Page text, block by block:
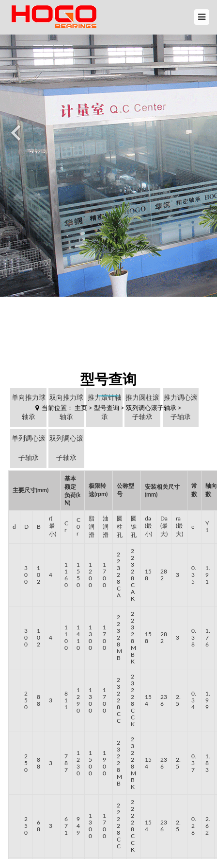
型号查询
当前位置： 主页 > 型号查询 > 双列调心滚子轴承 >
单向推力球
轴承
双向推力球
轴承
推力滚针轴
承
推力圆柱滚
子轴承
推力调心滚
子轴承
单列调心滚
子轴承
双列调心滚
子轴承
主要尺寸(mm)
基本
额定
负荷(k
N)
极限转
速(rpm)
公称型
号
安装相关尺寸
(mm)
常
数
轴
数
d D B
r(
最
小)
C
r
C
0
r
脂
润
滑
油
润
滑
圆
柱
孔
圆
锥
孔
da
(最
小)
Da
(最
大)
ra
(最
大)
e
Y
1
3
0
0
1
0
2
4
1
1
6
0
1
5
5
0
1
2
0
0
1
7
0
0
2
2
3
2
8
C
A
2
2
3
2
8
C
A
K
15
8
28
2
3
0.
3
5
1.
9
1
3
0
0
1
0
2
4
1
1
0
0
1
4
1
0
1
3
0
0
1
7
0
0
2
2
3
2
8
M
B
2
2
3
2
8
M
B
K
15
8
28
2
3
0.
3
8
1.
7
6
2
5
0
8
8
3
8
1
1
1
2
9
0
1
3
0
0
1
7
0
0
2
3
2
2
8
C
C
2
3
2
2
8
C
C
K
15
4
23
6
2.
5
0.
3
4
1.
9
9
2
5
0
8
8
3
7
8
7
1
2
3
0
1
5
0
0
1
9
0
0
2
3
2
2
8
M
B
2
3
2
2
8
M
B
K
15
4
23
6
2.
5
0.
3
7
1.
8
3
2
5
0
6
8
3
6
7
1
9
4
9
1
3
0
0
1
7
0
0
2
2
2
2
8
C
C
2
2
2
2
8
C
C
K
15
4
23
6
2.
5
0.
2
6
2.
6
2